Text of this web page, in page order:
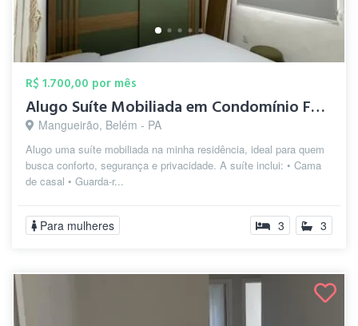
R$ 1.700,00 por mês
Alugo Suíte Mobiliada em Condomínio Fech...
Mangueirão, Belém - PA
Alugo uma suíte mobiliada na minha residência, ideal para quem
busca conforto, segurança e privacidade. A suíte inclui: • Cama
de casal • Guarda-r...
Para mulheres 3 3